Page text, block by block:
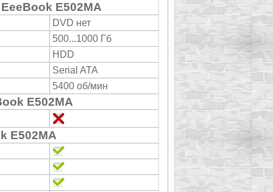
E502MA
DVD нет
500...1000 Гб
HDD
Serial ATA
5400 об/мин
E502MA
E502MA